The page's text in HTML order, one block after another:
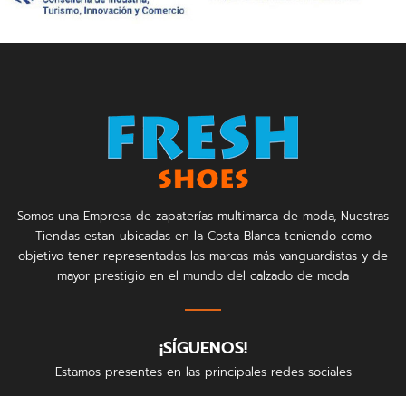
Somos una Empresa de zapaterías multimarca de moda, Nuestras
Tiendas estan ubicadas en la Costa Blanca teniendo como
objetivo tener representadas las marcas más vanguardistas y de
mayor prestigio en el mundo del calzado de moda
¡SÍGUENOS!
Estamos presentes en las principales redes sociales